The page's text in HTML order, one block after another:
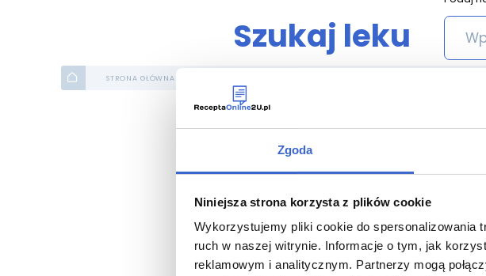
Zgoda
Niniejsza strona korzysta z plików cookie
Wykorzystujemy pliki cookie do spersonalizowania
ruch w naszej witrynie. Informacje o tym, jak
reklamowym i analitycznym. Partnerzy mogą
Szukaj leku
STRONA GŁÓWNA
AkusTone